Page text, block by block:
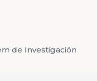
de Investigación